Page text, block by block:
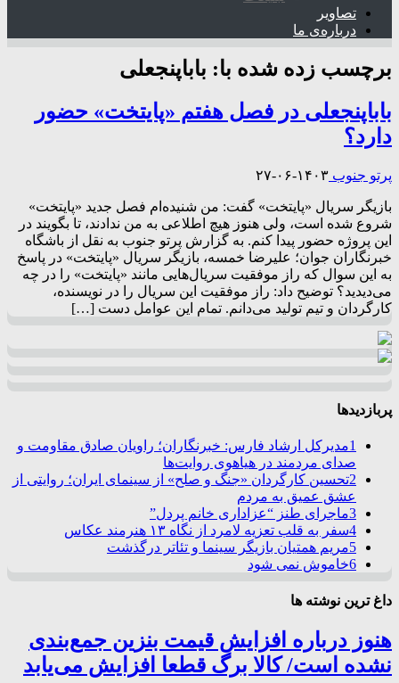
تصاویر
درباره‌ی ما
برچسب زده شده با: باباپنجعلی
باباپنجعلی در فصل هفتم «پایتخت» حضور
دارد؟
پرتو جنوب ۱۴۰۳-۰۶-۲۷
بازیگر سریال «پایتخت» گفت: من شنید‌ه‌ام فصل جدید «پایتخت»
شروع شده است، ولی هنوز هیچ اطلاعی به من ندادند، تا بگویند در
این پروژه حضور پیدا کنم. به گزارش پرتو جنوب به نقل از باشگاه
خبرنگاران جوان؛ علیرضا خمسه، بازیگر سریال «پایتخت» در پاسخ
به این سوال که راز موفقیت سریال‌هایی مانند «پایتخت» را در چه
می‌دیدید؟ توضیح داد: راز موفقیت این سریال را در نویسنده،
کارگردان و تیم تولید می‌دانم. تمام این عوامل دست […]
پربازدیدها
1مدیرکل ارشاد فارس: خبرنگاران؛ راویان صادق مقاومت و
صدای مردمند در هیاهوی روایت‌ها
2تحسین کارگردان «جنگ و صلح» از سینمای ایران؛ روایتی از
عشق عمیق به مردم
3ماجرای طنز “عزاداری خانم پردل”
4سفر به قلب تعزیه لامرد از نگاه ۱۳ هنرمند عکاس
5مریم همتیان بازیگر سینما و تئاتر درگذشت
6خاموش نمی شود
داغ ترین نوشته ها
هنوز درباره افزایش قیمت بنزین جمع‌بندی
نشده است/ کالا برگ قطعا افزایش می‌یابد